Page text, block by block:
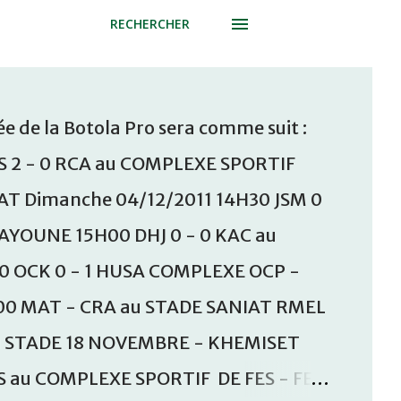
RECHERCHER
de la Botola Pro sera comme suit :
- 0 RCA au COMPLEXE SPORTIF
Dimanche 04/12/2011 14H30 JSM 0
15H00 DHJ 0 - 0 KAC au
OCK 0 - 1 HUSA COMPLEXE OCP -
MAT - CRA au STADE SANIAT RMEL
18 NOVEMBRE - KHEMISET
COMPLEXE SPORTIF DE FES - FES